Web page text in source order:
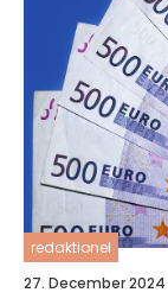
redaktionel
27. December 2024